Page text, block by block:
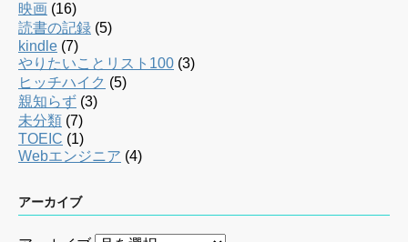
映画 (16)
読書の記録 (5)
kindle (7)
やりたいことリスト100 (3)
ヒッチハイク (5)
親知らず (3)
未分類 (7)
TOEIC (1)
Webエンジニア (4)
アーカイブ